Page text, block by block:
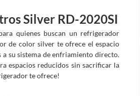
Silver RD-2020SI
quienes buscan un refrigerador
de color silver te ofrece el espacio
a su sistema de enfriamiento directo.
espacios reducidos sin sacrificar la
te ofrece!